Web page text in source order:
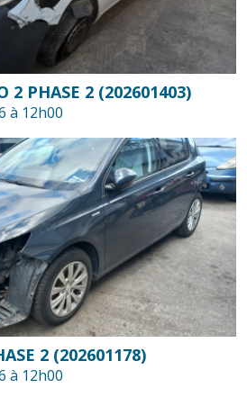
2 PHASE 2 (202601403)
à 12h00
2 (202601178)
à 12h00